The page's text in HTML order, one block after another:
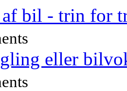
bil - trin for
eller